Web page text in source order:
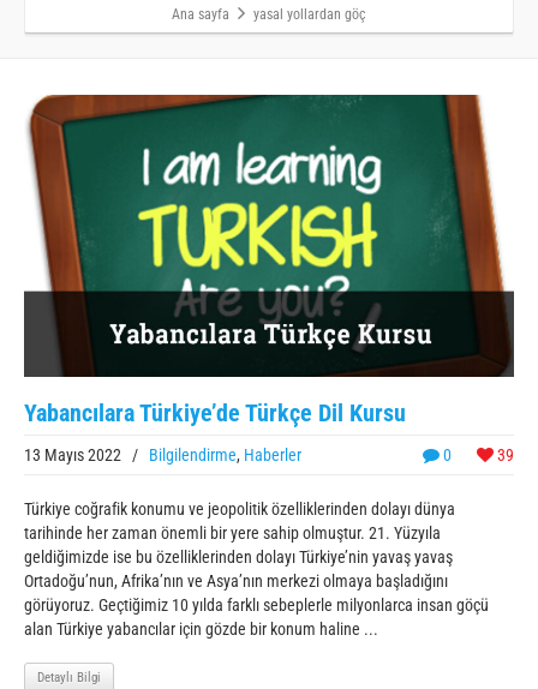
Ana sayfa yasal yollardan göç
Yabancılara Türkiye’de Türkçe Dil Kursu
0 39
13 Mayıs 2022 / Bilgilendirme, Haberler
Türkiye coğrafik konumu ve jeopolitik özelliklerinden dolayı dünya
tarihinde her zaman önemli bir yere sahip olmuştur. 21. Yüzyıla
geldiğimizde ise bu özelliklerinden dolayı Türkiye’nin yavaş yavaş
Ortadoğu’nun, Afrika’nın ve Asya’nın merkezi olmaya başladığını
görüyoruz. Geçtiğimiz 10 yılda farklı sebeplerle milyonlarca insan göçü
alan Türkiye yabancılar için gözde bir konum haline ...
Detaylı Bilgi